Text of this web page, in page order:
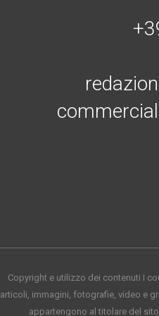
Copyright e utilizzo dei contenuti I
articoli, immagini, fotografie, video e
appartengono al titolare del